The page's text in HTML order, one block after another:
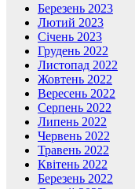
Березень 2023
Лютий 2023
Січень 2023
Грудень 2022
Листопад 2022
Жовтень 2022
Вересень 2022
Серпень 2022
Липень 2022
Червень 2022
Травень 2022
Квітень 2022
Березень 2022